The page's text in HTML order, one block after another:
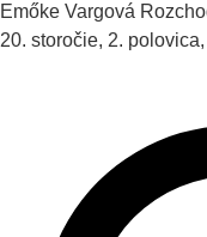
Emőke Vargová
20. storočie, 2.